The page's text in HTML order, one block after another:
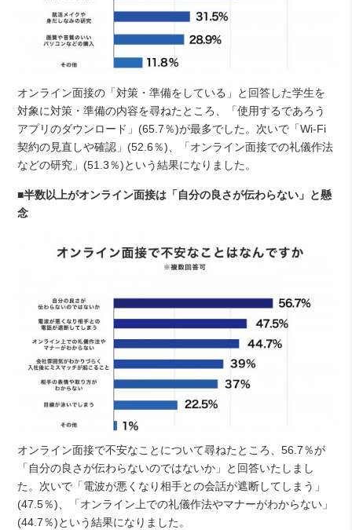
オンライン面接の「対策・準備をしている」と回答した学生を
対象に対策・準備の内容を尋ねたところ、「使用するであろう
アプリのダウンロード」(65.7％)が最多でした。次いで「Wi-Fi
契約の見直しや確認」(52.6％)、「オンライン面接での礼儀作法
などの研究」(51.3％)という結果になりました。
■半数以上がオンライン面接は「自分の良さが伝わらない」と懸
念
オンライン面接で不安なことについて尋ねたところ、56.7％が
「自分の良さが伝わらないのではないか」と回答いたしまし
た。次いで「電波が悪くなり相手との会話が遮断してしまう」
(47.5％)、「オンライン上での礼儀作法やマナーがわからない」
(44.7％)という結果になりました。